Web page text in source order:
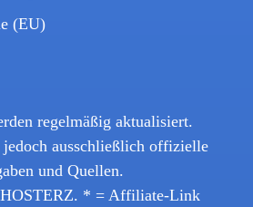
(EU)
regelmäßig aktualisiert.
ausschließlich offizielle
und Quellen.
HOSTERZ. * = Affiliate-Link